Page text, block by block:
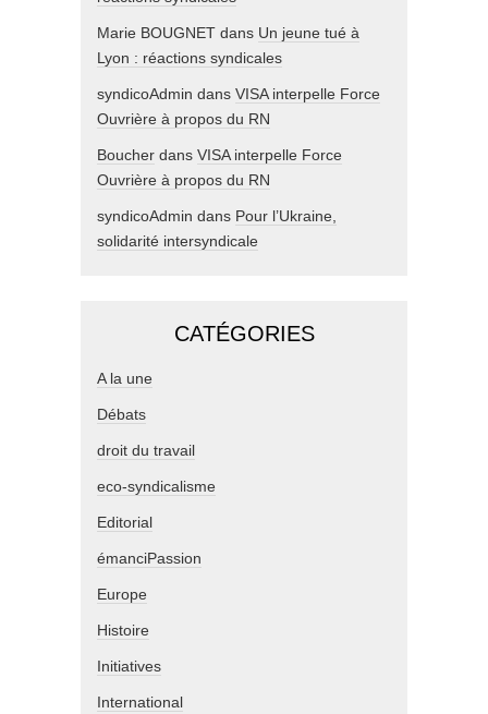
Marie BOUGNET dans Un jeune tué à
Lyon : réactions syndicales
syndicoAdmin dans VISA interpelle Force
Ouvrière à propos du RN
Boucher dans VISA interpelle Force
Ouvrière à propos du RN
syndicoAdmin dans Pour l’Ukraine,
solidarité intersyndicale
CATÉGORIES
A la une
Débats
droit du travail
eco-syndicalisme
Editorial
émanciPassion
Europe
Histoire
Initiatives
International